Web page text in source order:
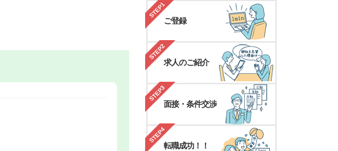
STEP1
ご登録
STEP2
求人のご紹介
STEP3
面接・条件交渉
STEP4
転職成功！！